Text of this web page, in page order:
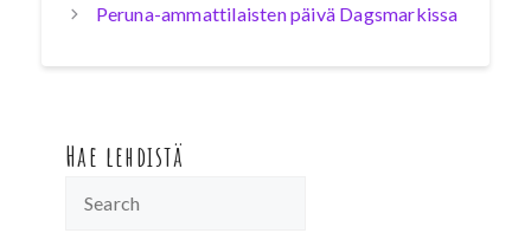
Peruna-ammattilaisten päivä Dagsmarkissa
Hae lehdistä